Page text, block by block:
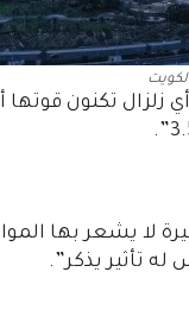
زلزال تكنون
لا يشعر بها
تأثير يذكر”.